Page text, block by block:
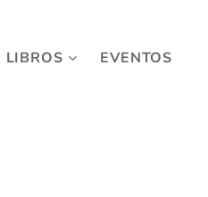
LIBROS EVENTOS